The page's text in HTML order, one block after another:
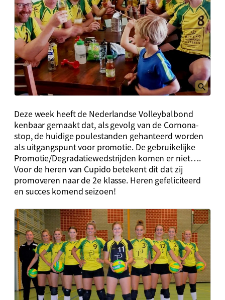
Deze week heeft de Nederlandse Volleybalbond
kenbaar gemaakt dat, als gevolg van de Cornona-
stop, de huidige poulestanden gehanteerd worden
als uitgangspunt voor promotie. De gebruikelijke
Promotie/Degradatiewedstrijden komen er niet….
Voor de heren van Cupido betekent dit dat zij
promoveren naar de 2e klasse. Heren gefeliciteerd
en succes komend seizoen!